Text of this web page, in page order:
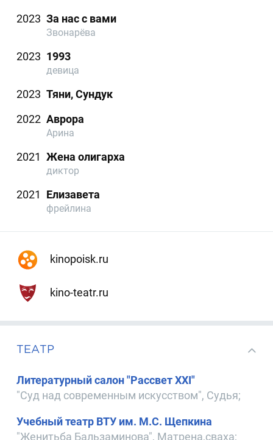
2023 За нас с вами
Звонарёва
2023 1993
девица
2023 Тяни, Сундук
2022 Аврора
Арина
2021 Жена олигарха
диктор
2021 Елизавета
фрейлина
kinopoisk.ru
kino-teatr.ru
ТЕАТР
Литературный салон "Рассвет XXI"
"Суд над современным искусством", Судья;
Учебный театр ВТУ им. М.С. Щепкина
"Женитьба Бальзаминова", Матрена,сваха;